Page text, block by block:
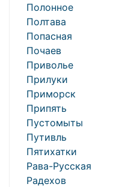
Полонное
Полтава
Попасная
Почаев
Приволье
Прилуки
Приморск
Припять
Пустомыты
Путивль
Пятихатки
Рава-Русская
Радехов